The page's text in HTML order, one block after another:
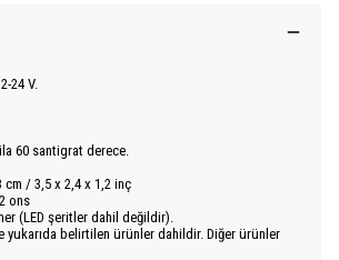
24 V.
ila 60 santigrat derece.
/ 3,5 x 2,4 x 1,2 inç
ons
(LED şeritler dahil değildir).
yukarıda belirtilen ürünler dahildir. Diğer ürünler